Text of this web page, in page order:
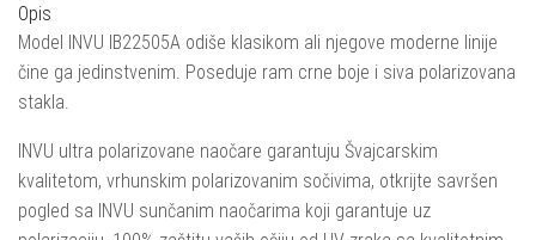
Opis
Model INVU IB22505A odiše klasikom ali njegove moderne linije
čine ga jedinstvenim. Poseduje ram crne boje i siva polarizovana
stakla.
INVU ultra polarizovane naočare garantuju Švajcarskim
kvalitetom, vrhunskim polarizovanim sočivima, otkrijte savršen
pogled sa INVU sunčanim naočarima koji garantuje uz